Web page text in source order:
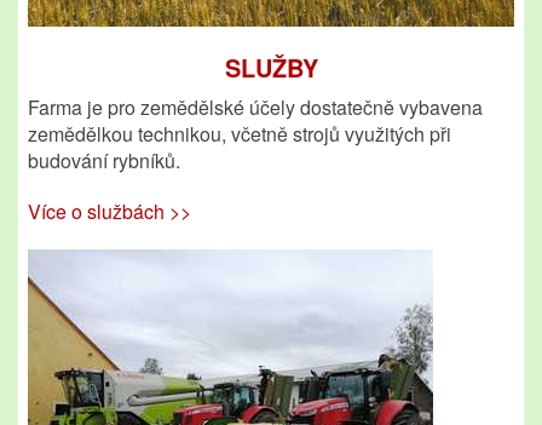
SLUŽBY
Farma je pro zemědělské účely dostatečně vybavena
zemědělkou technikou, včetně strojů využitých při
budování rybníků.
Více o službách >>